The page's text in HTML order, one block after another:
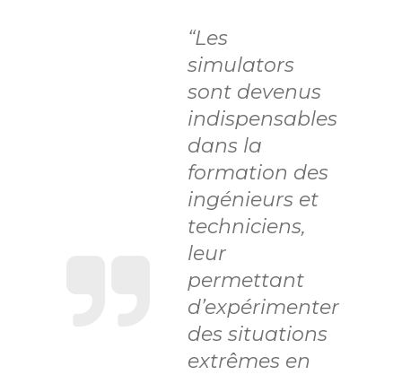
“Les
simulators
sont devenus
indispensables
dans la
formation des
ingénieurs et
techniciens,
leur
permettant
d’expérimenter
des situations
extrêmes en